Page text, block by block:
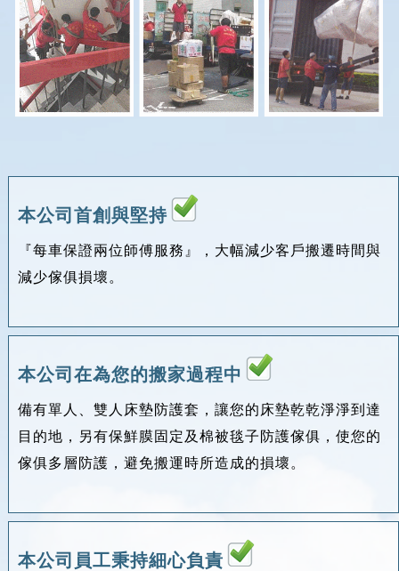
本公司首創與堅持
『每車保證兩位師傅服務』，大幅減少客戶搬遷時間與
減少傢俱損壞。
本公司在為您的搬家過程中
備有單人、雙人床墊防護套，讓您的床墊乾乾淨淨到達
目的地，另有保鮮膜固定及棉被毯子防護傢俱，使您的
傢俱多層防護，避免搬運時所造成的損壞。
本公司員工秉持細心負責